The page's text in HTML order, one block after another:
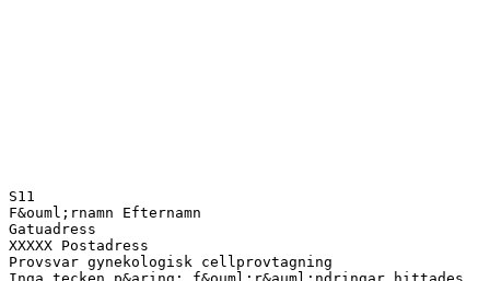
S11
F&ouml;rnamn Efternamn
Gatuadress
XXXXX Postadress
Provsvar gynekologisk cellprovtagning